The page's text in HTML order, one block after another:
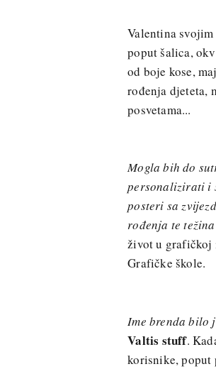
Valentina
poput šalica,
od boje kose,
rođenja djeteta,
posvetama...
Mogla bih do
personalizirati i
posteri sa
rođenja te
život u grafičkoj
Grafičke škole.
Ime brenda bilo
Valtis stuff.
korisnike, poput